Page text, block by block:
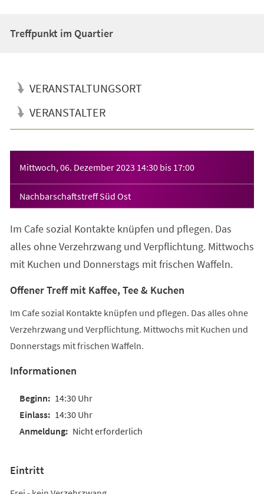
Treffpunkt im Quartier
VERANSTALTUNGSORT
VERANSTALTER
Mittwoch, 06. Dezember 2023 14:30 bis 17:00
Nachbarschaftstreff Süd Ost
Im Cafe sozial Kontakte knüpfen und pflegen. Das
alles ohne Verzehrzwang und Verpflichtung. Mittwochs
mit Kuchen und Donnerstags mit frischen Waffeln.
Offener Treff mit Kaffee, Tee & Kuchen
Im Cafe sozial Kontakte knüpfen und pflegen. Das alles ohne
Verzehrzwang und Verpflichtung. Mittwochs mit Kuchen und
Donnerstags mit frischen Waffeln.
Informationen
14:30 Uhr
14:30 Uhr
Nicht erforderlich
Eintritt